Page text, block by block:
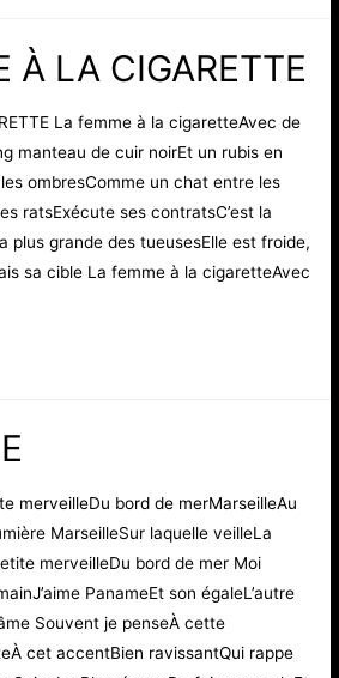
À LA CIGARETTE
La femme à la cigaretteAvec de
manteau de cuir noirEt un rubis en
ombresComme un chat entre les
ratsExécute ses contratsC’est la
plus grande des tueusesElle est froide,
sa cible La femme à la cigaretteAvec
merveilleDu bord de merMarseilleAu
MarseilleSur laquelle veilleLa
merveilleDu bord de mer Moi
PanameEt son égaleL’autre
Souvent je penseÀ cette
cet accentBien ravissantQui rappe